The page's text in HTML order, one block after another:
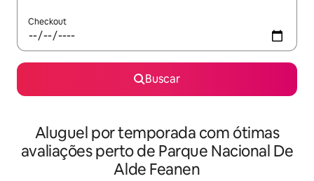
Checkout
Buscar
Aluguel por temporada com ótimas
avaliações perto de Parque Nacional De
Alde Feanen